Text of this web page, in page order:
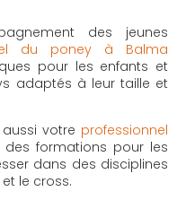
des jeunes
du poney à Balma
pour les enfants et
adaptés à leur taille et
votre professionnel
des formations pour les
dans des disciplines
le cross.